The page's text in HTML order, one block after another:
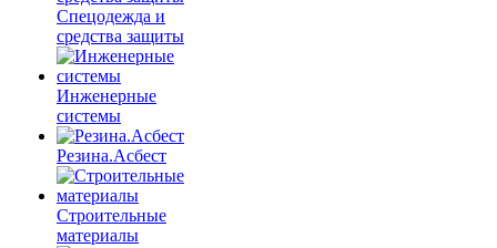
Спецодежда и
средства защиты
Инженерные
системы
Резина.Асбест
Строительные
материалы